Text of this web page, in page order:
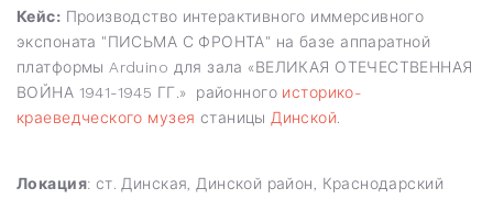
Кейс: Производство интерактивного иммерсивного
экспоната "ПИСЬМА С ФРОНТА" на базе аппаратной
платформы Arduino для зала «ВЕЛИКАЯ ОТЕЧЕСТВЕННАЯ
ВОЙНА 1941-1945 ГГ.» районного историко-
краеведческого музея станицы Динской
Локация: ст. Динская, Динской район, Краснодарский